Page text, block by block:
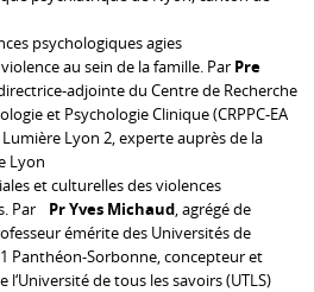
psychologiques agies
au sein de la famille. Par Pre
adjointe du Centre de Recherche
et Psychologie Clinique (CRPPC-EA
Lyon 2, experte auprès de la
Lyon
et culturelles des violences
Par Pr Yves Michaud, agrégé de
émérite des Universités de
Panthéon-Sorbonne, concepteur et
de tous les savoirs (UTLS)